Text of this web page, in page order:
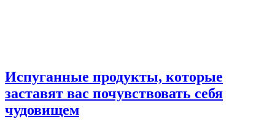
Испуганные продукты, которые
заставят вас почувствовать себя
чудовищем